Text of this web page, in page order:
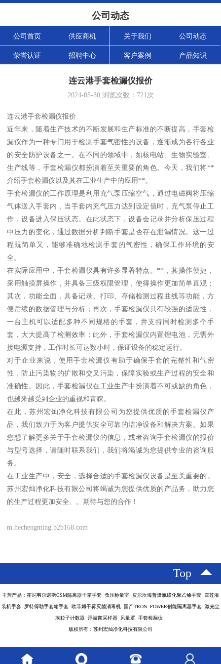
公司动态
公司首页 供应商机 关于我们 公司动态
荣誉认证 招聘中心 客户案例 产品知识
连云港手套检漏仪报价
2024-05-30浏览次数： 721次
连云港手套检漏仪报价
近年来，随着生产技术的不断发展和生产标准的不断提高，手套检
漏仪作为一种专门用于检测手套气密性的设备，逐渐成为各行各业
的安全防护设备之一。在不同的领域中，如核电站、生物实验室、
生产线等，手套检漏仪都扮演着至关重要的角色。今天，我们将**
介绍手套检漏仪以及其在工业生产中的应用**。
手套检漏仪的工作原理是利用充气泵压缩空气，通过电磁阀将压缩
气体送入手套内，当手套内充气压力达到设定值时，充气泵停止工
作，设备进入保压状态。在此状态下，设备会记录并分析保压过程
中压力的变化，通过数据分析判断手套是否存在泄漏情况。这一过
程既简单又，能够准确地检测手套的气密性，确保工作环境的安
全。
在实际应用中，手套检漏仪具有许多显著特点。**，其操作便捷，
采用触摸屏操作，并具备三级权限管理，使得操作更加简单直观；
其次，功能全面，具备记录、打印、存储检测过程曲线等功能，方
便后续的数据管理与分析；再次，手套检漏仪具有较强的适应性，
一台主机可以适配多种不同规格的手套，并支持同时检测多个手
套，大大提高了检测效率；此外，手套检漏仪内置锂电池，无需外
接电源支持，工作时长可达数小时，保证设备的稳定运行。
对于企业来说，使用手套检漏仪有助于确保手套的完整性和气密
性，防止污染物的扩散和交叉污染，保障实验或生产过程的安全和
准确性。因此，手套检漏仪在工业生产中扮演着不可或缺的角色，
也越来越受到企业的重视和青睐。
在此，苏州宏灿净化科技有限公司为您提供优质的手套检漏仪产
品，我们致力于为客户提供安全可靠的洁净设备和解决方案。如果
您想了解更多关于手套检漏仪的信息，或者咨询手套检漏仪的报价
与型号选择，请随时联系我们，我们将竭诚为您提供专业的咨询服
务。
在工业生产中，安全，选择合适的手套检漏仪设备是至关重要的。
苏州宏灿净化科技有限公司将竭诚为您提供优质的产品务，助力您
的生产过程更加安全、。期待与您的合作！
m.hechengming.b2b168.com
Top
主营产品：霍尼韦尔诺斯CSM隔离器干箱手套 负压称量室 皮尔坎海普隆氯磺化聚乙烯手套 雪莲灌
装机手套 罗特得勒手套箱手套 欧菲姆干雾灭菌消毒机 国产TRON POWER创能隔离器手套 激光尘
埃粒子计数器 浮游菌采样器 风量罩 手套检漏仪
版权所有：苏州宏灿净化科技有限公司